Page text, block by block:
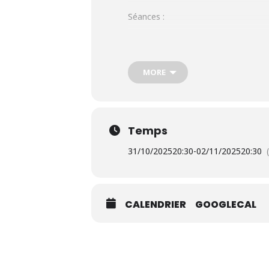
Séances :
Samedi 1er novembre à 18h00
Film sorti le 10 septembre 2025 |
MORE
Temps
31/10/202520:30-02/11/202520:30
CALENDRIER GOOGLECAL